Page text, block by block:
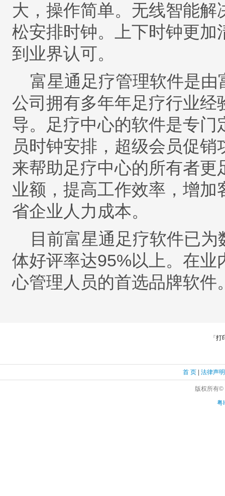
大，操作简单。无线智能
松安排时钟。上下时钟更
到业界认可。
富星通足疗管理软件是
公司拥有多年年足疗行业
导。足疗中心的软件是专
员时钟安排，超级会员促
来帮助足疗中心的所有者
业额，提高工作效率，增
省企业人力成本。
目前富星通足疗软件已
体好评率达95%以上。在业
心管理人员的首选品牌软件
『打
首 页 法律声
版权所有©
粤